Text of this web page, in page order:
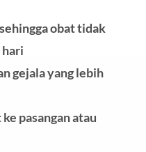
obat tidak
gejala yang lebih
pasangan atau